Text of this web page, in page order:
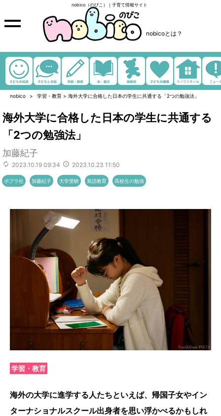
nobico（のびこ）｜子育て情報サイト
nobicoとは？
nobico 学習・教育 > 海外大学に合格した日本の学生に共通する「2つの勉強法」
海外大学に合格した日本の学生に共通する
「2つの勉強法」
加藤紀子
2023.10.19 09:34 2023.10.23 11:50
ポプラ社 加藤紀子 大学受験 英語教育 高校生の勉強
学習・教育
海外の大学に進学する人たちといえば、帰国子女やイン
ターナショナルスクール出身者を思い浮かべるかもしれ